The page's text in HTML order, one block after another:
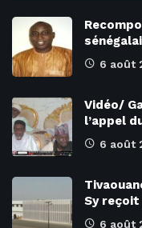
6 août
Vidéo/
l’appel
6 août
Sy
6 août